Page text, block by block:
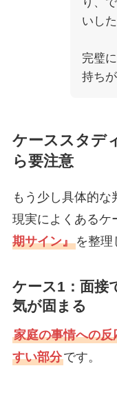
いし
完璧
持ち
ケーススタデ
ら要注意
もう少し具体的な
現実によくあるケ
期サイン』を整理
ケース1：面接
気が固まる
家庭の事情への
すい部分です。